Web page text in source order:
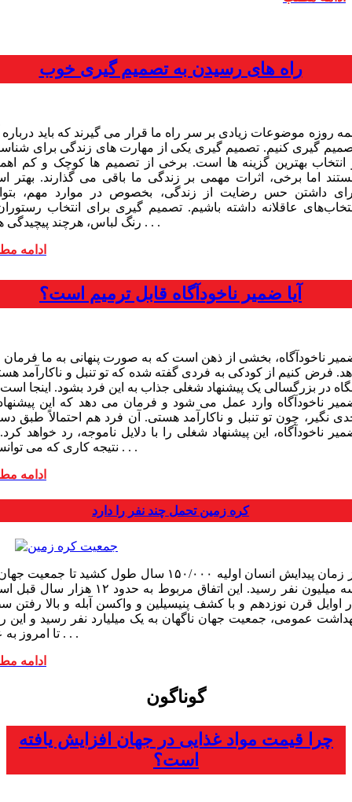
راه های رسیدن به تصمیم گیری خوب
روزه موضوعات زیادی بر سر راه ما قرار می گیرند که باید درباره
گیری کنیم. تصمیم گیری یکی از مهارت های زندگی برای
انتخاب بهترین گزینه ها است. برخی از تصمیم ها کوچک و کم
اما برخی، اثرات مهمی بر زندگی ما باقی می گذارند. بهتر
داشتن حس رضایت از زندگی، بخصوص در موارد مهم،
عاقلانه داشته باشیم. تصمیم گیری برای انتخاب
رنگ لباس، هرچند پیچیدگی های . . .
ادامه
آیا ضمیر ناخودآگاه قابل ترمیم است؟
ناخودآگاه، بخشی از ذهن است که به صورت پنهانی به ما
فرض کنیم از کودکی به فردی گفته شده که تو تنبل و ناکارآمد
در بزرگسالی یک پیشنهاد شغلی جذاب به این فرد بشود. اینجا
ناخودآگاه وارد عمل می شود و فرمان می دهد که این
نگیر، چون تو تنبل و ناکارآمد هستی. آن فرد هم احتمالاً طبق
ناخودآگاه، این پیشنهاد شغلی را با دلایل ناموجه، رد خواهد
نتیجه کاری که می توانست . . .
ادامه
کره زمین تحمل چند نفر را دارد
از زمان پیدایش انسان اولیه ۱۵۰/۰۰۰ سال طول کشید تا جمعیت
سه میلیون نفر رسید. این اتفاق مربوط به حدود ۱۲ هزار
اوایل قرن نوزدهم و با کشف پنی­سیلین و واکسن آبله و بالا رفتن
عمومی، جمعیت جهان ناگهان به یک میلیارد نفر رسید و این
تا امروز به عدد . . .
ادامه
گوناگون
چرا قیمت مواد غذایی در جهان افزایش یافته
است؟